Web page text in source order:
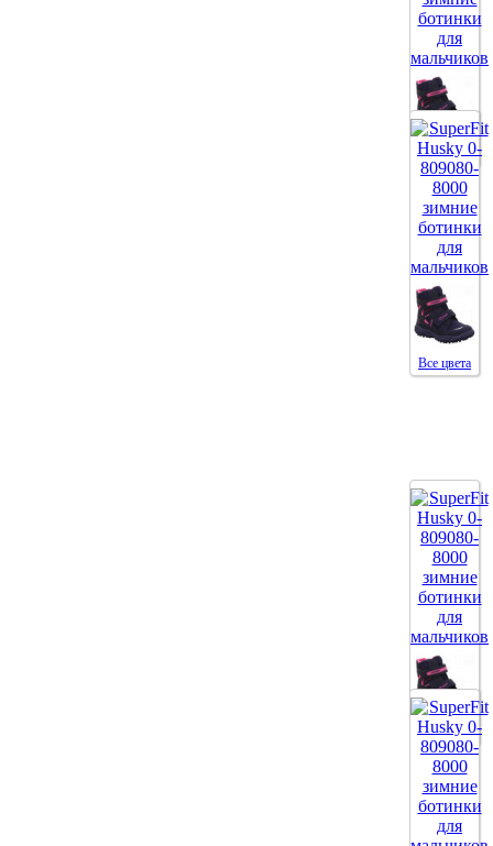
Все цвета
Все цвета
Все цвета